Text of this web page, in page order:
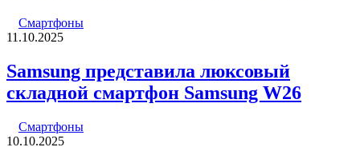
Смартфоны
11.10.2025
Samsung представила люксовый
складной смартфон Samsung W26
Смартфоны
10.10.2025